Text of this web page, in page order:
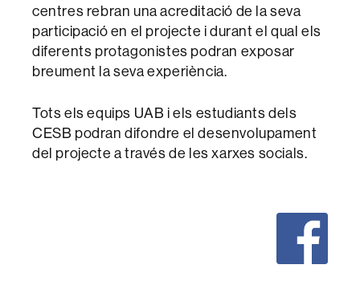
centres rebran una acreditació de la seva
participació en el projecte i durant el qual els
diferents protagonistes podran exposar
breument la seva experiència.
Tots els equips UAB i els estudiants dels
CESB podran difondre el desenvolupament
del projecte a través de les xarxes socials.